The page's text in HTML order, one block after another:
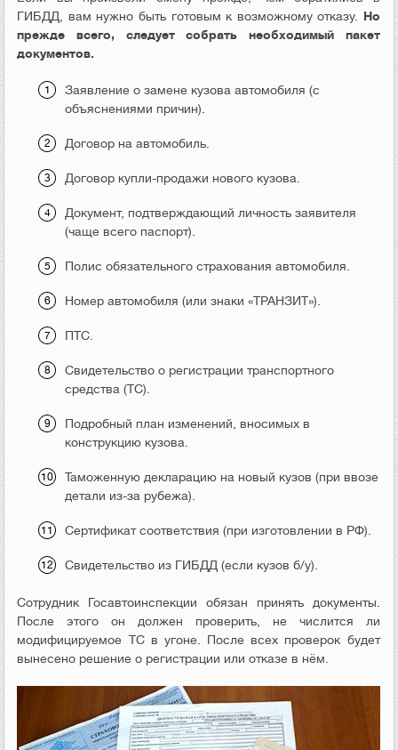
ГИБДД, вам нужно быть готовым к возможному отказу. Но
прежде всего, следует собрать необходимый пакет
документов.
Заявление о замене кузова автомобиля (с
объяснениями причин).
Договор на автомобиль.
Договор купли-продажи нового кузова.
Документ, подтверждающий личность заявителя
(чаще всего паспорт).
Полис обязательного страхования автомобиля.
Номер автомобиля (или знаки «ТРАНЗИТ»).
ПТС.
Свидетельство о регистрации транспортного
средства (ТС).
Подробный план изменений, вносимых в
конструкцию кузова.
Таможенную декларацию на новый кузов (при ввозе
детали из-за рубежа).
Сертификат соответствия (при изготовлении в РФ).
Свидетельство из ГИБДД (если кузов б/у).
Сотрудник Госавтоинспекции обязан принять документы.
После этого он должен проверить, не числится ли
модифицируемое ТС в угоне. После всех проверок будет
вынесено решение о регистрации или отказе в нём.